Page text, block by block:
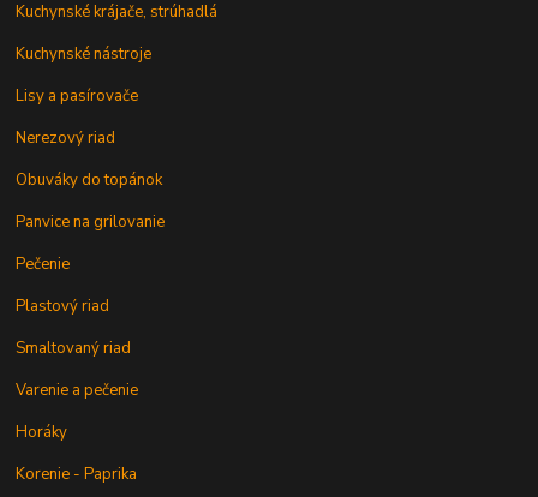
Kuchynské krájače, strúhadlá
Kuchynské nástroje
Lisy a pasírovače
Nerezový riad
Obuváky do topánok
Panvice na grilovanie
Pečenie
Plastový riad
Smaltovaný riad
Varenie a pečenie
Horáky
Korenie - Paprika